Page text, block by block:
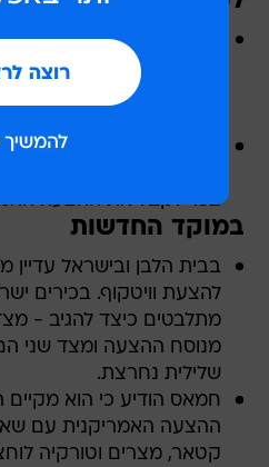
דבריו של הנשיא
האכזבה שהשמיעו בכירי
בפומבי ובשיחות פרטיות
האופטימיות של טראמפ
בממשלת ישראל ובמערכת
צפוי לקבל את ההצעה
במוקד החדשות
בבית הלבן ובישראל
להצעת וויטקוף. בכירים
מתלבטים כיצד להגיב -
מנוסח ההצעה ומצד שני
שלילית נחרצת.
חמאס הודיע כי הוא מקיים
ההצעה האמריקנית עם
קטאר, מצרים וטורקיה